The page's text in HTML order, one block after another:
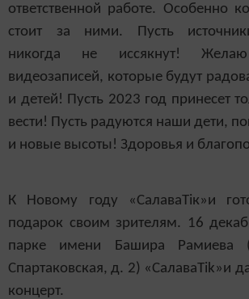
ответственной работе. Особенно
стоит за ними. Пусть
никогда не иссякнут!
видеозаписей, которые будут
и детей! Пусть 2023 год принесет
вести! Пусть радуются наши дети,
и новые высоты! Здоровья и
К Новому году «СалаваTік»и
подарок своим зрителям. 16
парке имени Башира Рамиева
Спартаковская, д. 2) «СалаваТik»и
концерт.